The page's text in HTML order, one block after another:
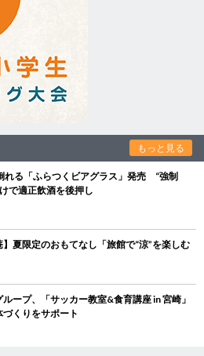
もっと見る
れる「ふらつくビアグラス」発売 “強制
で適正飲酒を後押し
】夏限定のおもてなし「旅館で“涼”を楽しむ
ープ、「サッカー教室&食育講座 in 宮崎」
くりをサポート